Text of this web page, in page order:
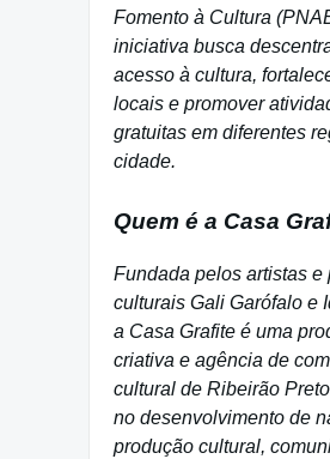
Fomento à Cultura
iniciativa busca
acesso à cultura,
locais e promover
gratuitas em diferentes
cidade.
Quem é a Casa
Fundada pelos artistas e
culturais Gali Garófalo e
a Casa Grafite é uma
criativa e agência de
cultural de Ribeirão
no desenvolvimento de
produção cultural,